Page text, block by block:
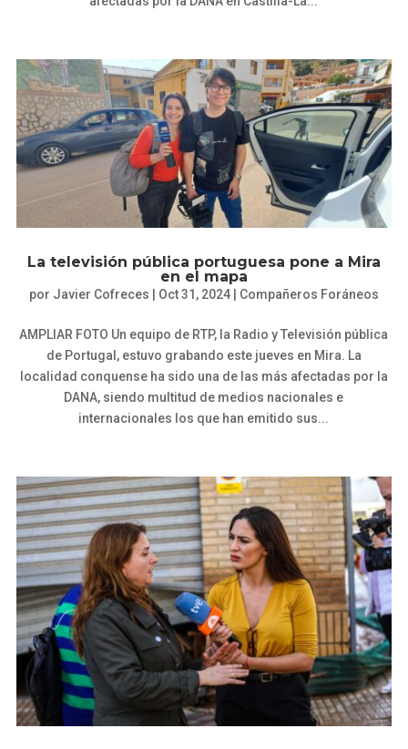
La televisión pública portuguesa pone a Mira
en el mapa
por Javier Cofreces Oct 31, 2024| Compañeros Foráneos
AMPLIAR FOTO Un equipo de RTP, la Radio y Televisión pública
de Portugal, estuvo grabando este jueves en Mira. La
localidad conquense ha sido una de las más afectadas por la
DANA, siendo multitud de medios nacionales e
internacionales los que han emitido sus...